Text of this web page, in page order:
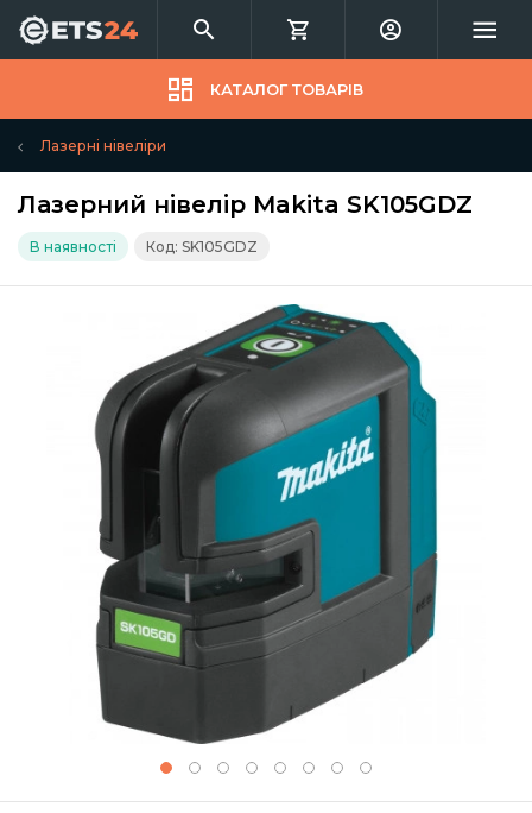
КАТАЛОГ ТОВАРІВ
Лазерні нівеліри
Лазерний нівелір Makita SK105GDZ
В наявності Код: SK105GDZ